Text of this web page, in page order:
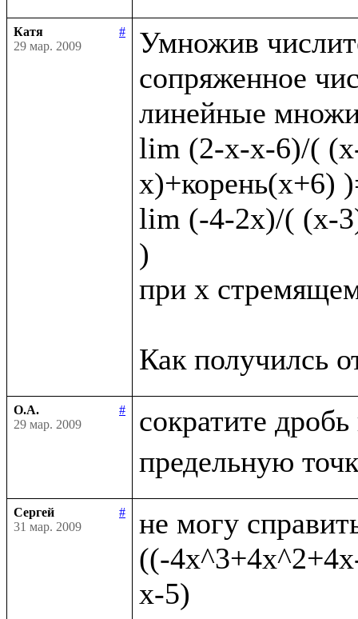
Катя
#
29 мар. 2009
Умножив
сопряженное
линейные
lim (2-x-x-6)/(
x)+корень(x+6)
lim (-4-2x)/( (x-
)
при x
О.А.
#
29 мар. 2009
сократите дробь
Сергей
#
31 мар. 2009
не могу
((-